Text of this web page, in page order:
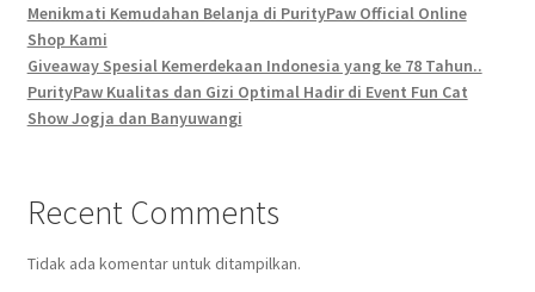
Menikmati Kemudahan Belanja di PurityPaw Official Online
Shop Kami
Giveaway Spesial Kemerdekaan Indonesia yang ke 78 Tahun..
PurityPaw Kualitas dan Gizi Optimal Hadir di Event Fun Cat
Show Jogja dan Banyuwangi
Recent Comments
Tidak ada komentar untuk ditampilkan.